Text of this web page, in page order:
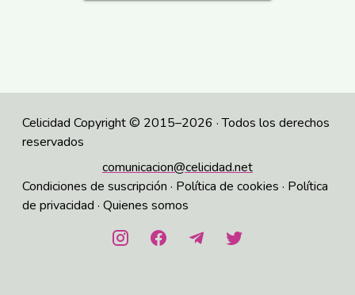
Celicidad Copyright © 2015–2026 · Todos los derechos
reservados
comunicacion@celicidad.net
Condiciones de suscripción · Política de cookies · Política
de privacidad · Quienes somos